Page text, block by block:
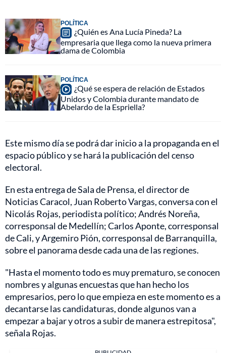
POLÍTICA
¿Quién es Ana Lucía Pineda? La
empresaria que llega como la nueva primera
dama de Colombia
POLÍTICA
¿Qué se espera de relación de Estados
Unidos y Colombia durante mandato de
Abelardo de la Espriella?
Este mismo día se podrá dar inicio a la propaganda en el
espacio público y se hará la publicación del censo
electoral.
En esta entrega de Sala de Prensa, el director de
Noticias Caracol, Juan Roberto Vargas, conversa con el
Nicolás Rojas, periodista político; Andrés Noreña,
corresponsal de Medellín; Carlos Aponte, corresponsal
de Cali, y Argemiro Pión, corresponsal de Barranquilla,
sobre el panorama desde cada una de las regiones.
"Hasta el momento todo es muy prematuro, se conocen
nombres y algunas encuestas que han hecho los
empresarios, pero lo que empieza en este momento es a
decantarse las candidaturas, donde algunos van a
empezar a bajar y otros a subir de manera estrepitosa",
señala Rojas.